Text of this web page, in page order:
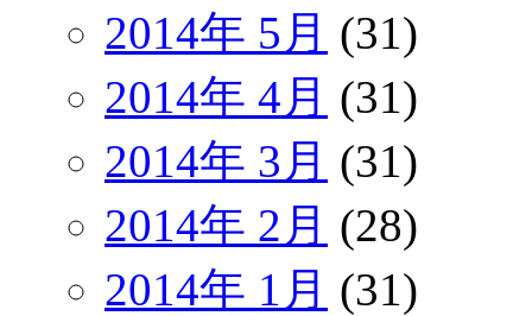
2014年 5月 (31)
2014年 4月 (31)
2014年 3月 (31)
2014年 2月 (28)
2014年 1月 (31)